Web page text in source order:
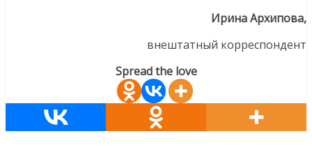
Ирина Архипова,
внештатный корреспондент
Spread the love